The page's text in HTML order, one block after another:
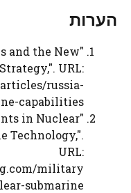
הערות
and the New
URL:
russia-
capabilities/
in Nuclear
Technology,".
URL:
military
submarine